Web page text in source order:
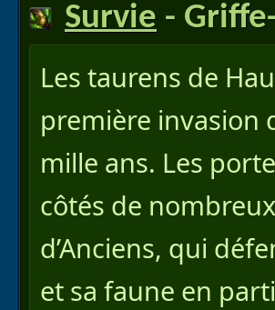
Survie -
Les taurens de
première invasion
mille ans. Les
côtés de
d’Anciens, qui
et sa faune en